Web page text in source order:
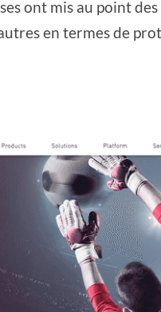
ont mis au point
en termes de